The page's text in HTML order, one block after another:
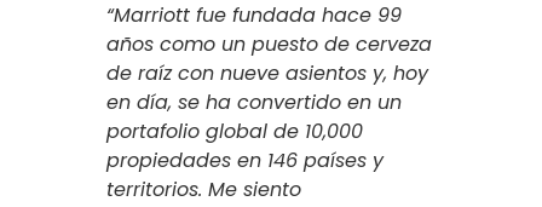
“Marriott fue fundada hace 99
años como un puesto de cerveza
de raíz con nueve asientos y, hoy
en día, se ha convertido en un
portafolio global de 10,000
propiedades en 146 países y
territorios. Me siento